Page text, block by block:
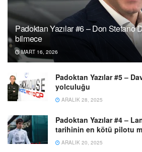
Padoktan Yazılar #6 – Don Stefano
bilmece
MART 16, 2026
Padoktan Yazılar #5 –
yolculuğu
ARALIK 28, 2025
Padoktan Yazılar #4 –
tarihinin en kötü pilotu
ARALIK 20, 2025